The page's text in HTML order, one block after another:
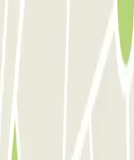
à proximité Q-Park
| Parclick
et Réservations | Parclick
Arena) | Réservation à bas